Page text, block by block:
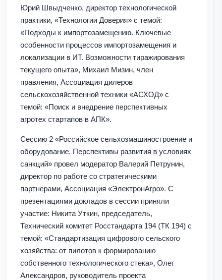
Юрий Швыдченко, директор технологической
практики, «Технологии Доверия» с темой:
«Подходы к импортозамещению. Ключевые
особенности процессов импортозамещения и
локализации в ИТ. Возможности тиражирования
текущего опыта», Михаил Мизин, член
правления, Ассоциация дилеров
сельскохозяйственной техники «АСХОД» с
темой: «Поиск и внедрение перспективных
агротех стартапов в АПК».
Сессию 2 «Российское сельхозмашиностроение и
оборудование. Перспективы развития в условиях
санкций» провел модератор Валерий Петрунин,
директор по работе со стратегическими
партнерами, Ассоциация «ЭлектронАгро». С
презентациями докладов в сессии приняли
участие: Никита Уткин, председатель,
Технический комитет Росстандарта 194 (ТК 194) с
темой: «Стандартизация цифрового сельского
хозяйства: от пилотов к формированию
собственного технологического стека», Олег
Александров, руководитель проекта